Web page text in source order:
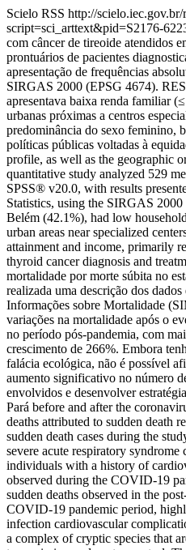
Scielo RSS http://
script=sci_arttext&pid=S2176-
com câncer de tireoide atendidos
prontuários de pacientes
apresentação de frequências
SIRGAS 2000 (EPSG 4674).
apresentava baixa renda familiar
urbanas próximas a centros
predominância do sexo feminino,
políticas públicas voltadas à
profile, as well as the geographic
quantitative study analyzed 529
SPSS® v20.0, with results
Statistics, using the SIRGAS
Belém (42.1%), had low
urban areas near specialized
attainment and income, primarily
thyroid cancer diagnosis and
mortalidade por morte súbita no
realizada uma descrição dos
Informações sobre Mortalidade
variações na mortalidade após o
no período pós-pandemia, com
crescimento de 266%. Embora
falácia ecológica, não é possível
aumento significativo no número
envolvidos e desenvolver
Pará before and after the
deaths attributed to sudden death
sudden death cases during the
severe acute respiratory
individuals with a history of
observed during the COVID-19
sudden deaths observed in the
COVID-19 pandemic period,
infection cardiovascular
a complex of cryptic species that